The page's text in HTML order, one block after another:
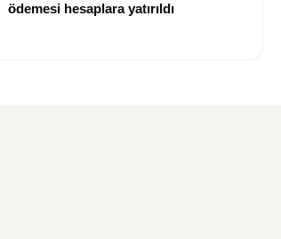
ödemesi hesaplara yatırıldı